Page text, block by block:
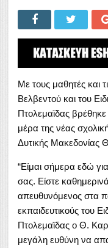
Με τους μαθητές και
Βελβεντού και του
Πτολεμαϊδας
μέρα της νέας
Δυτικής Μακεδονίας
“Είμαι σήμερα εδώ
σας. Είστε
απευθυνόμενος στα
εκπαιδευτικούς του
Πτολεμαϊδας ο Θ.
μεγάλη ευθύνη να